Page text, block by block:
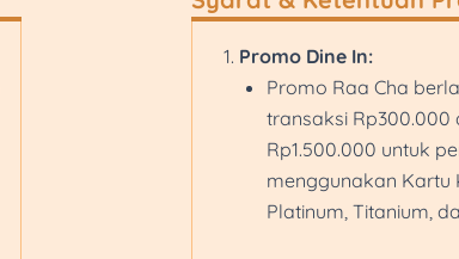
Promo Dine In:
Promo Raa Cha
transaksi Rp300.000
Rp1.500.000 untuk
menggunakan Kartu
Platinum, Titanium,